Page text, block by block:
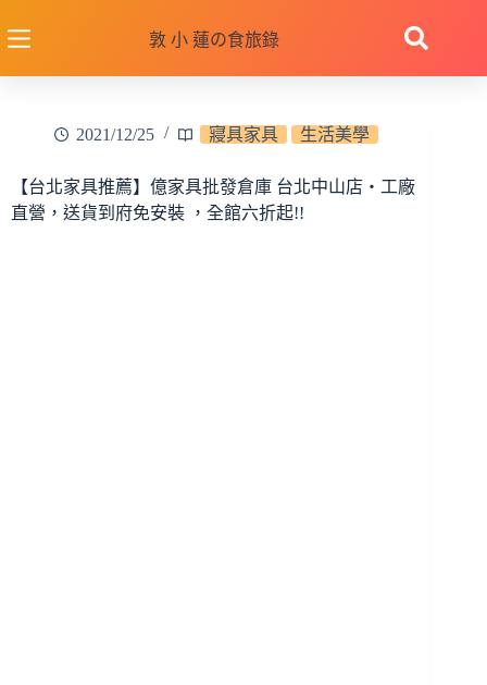
至
敦 小 蓮の食旅錄
2021/12/25 寢具家具 生活美學
【台北家具推薦】億家具批發倉庫 台北中山店‧工廠
直營，送貨到府免安裝 ，全館六折起!!